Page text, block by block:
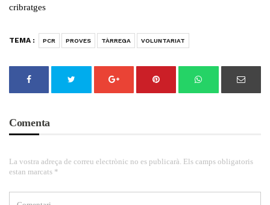
cribratges
TEMA : PCR PROVES TÀRREGA VOLUNTARIAT
Comenta
La vostra adreça de correu electrònic no es publicarà. Els camps obligatoris
estan marcats *